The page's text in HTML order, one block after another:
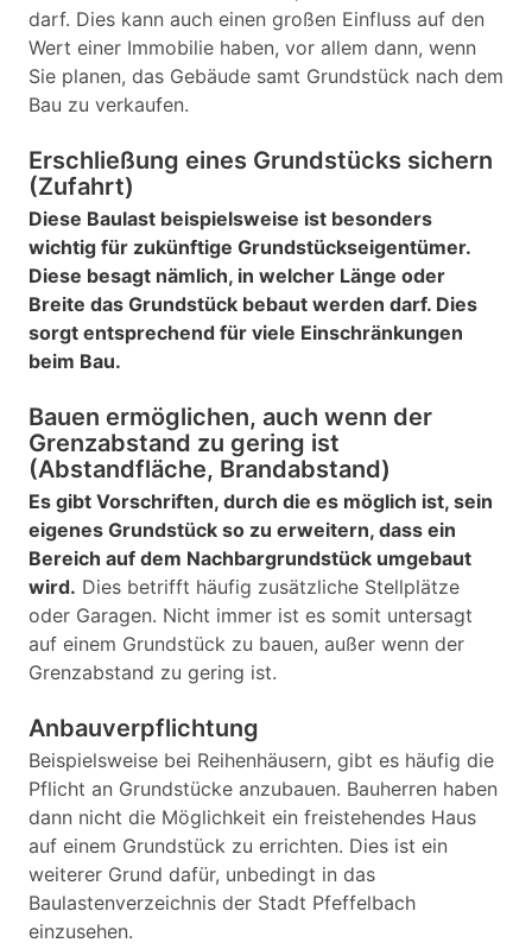
darf. Dies kann auch einen großen Einfluss auf den
Wert einer Immobilie haben, vor allem dann, wenn
Sie planen, das Gebäude samt Grundstück nach dem
Bau zu verkaufen.
Erschließung eines Grundstücks sichern
(Zufahrt)
Diese Baulast beispielsweise ist besonders
wichtig für zukünftige Grundstückseigentümer.
Diese besagt nämlich, in welcher Länge oder
Breite das Grundstück bebaut werden darf. Dies
sorgt entsprechend für viele Einschränkungen
beim Bau.
Bauen ermöglichen, auch wenn der
Grenzabstand zu gering ist
(Abstandfläche, Brandabstand)
Es gibt Vorschriften, durch die es möglich ist, sein
eigenes Grundstück so zu erweitern, dass ein
Bereich auf dem Nachbargrundstück umgebaut
wird. Dies betrifft häufig zusätzliche Stellplätze
oder Garagen. Nicht immer ist es somit untersagt
auf einem Grundstück zu bauen, außer wenn der
Grenzabstand zu gering ist.
Anbauverpflichtung
Beispielsweise bei Reihenhäusern, gibt es häufig die
Pflicht an Grundstücke anzubauen. Bauherren haben
dann nicht die Möglichkeit ein freistehendes Haus
auf einem Grundstück zu errichten. Dies ist ein
weiterer Grund dafür, unbedingt in das
Baulastenverzeichnis der Stadt Pfeffelbach
einzusehen.